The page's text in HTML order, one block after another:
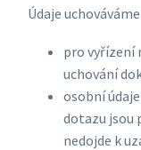
Údaje
pro vyřízení
uchování
osobní
dotazu jsou
nedojde k